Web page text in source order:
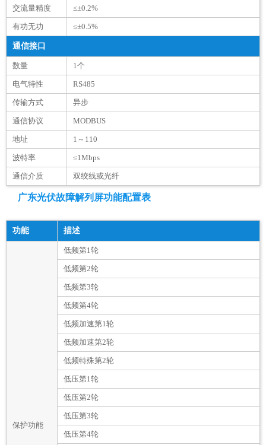
交流量精度 ≤±0.2%
有功无功 ≤±0.5%
通信接口
数量 1个
电气特性 RS485
传输方式 异步
通信协议 MODBUS
地址 1～110
波特率 ≤1Mbps
通信介质 双绞线或光纤
广东光伏故障解列屏功能配置表
功能 描述
保护功能
低频第1轮
低频第2轮
低频第3轮
低频第4轮
低频加速第1轮
低频加速第2轮
低频特殊第2轮
低压第1轮
低压第2轮
低压第3轮
低压第4轮